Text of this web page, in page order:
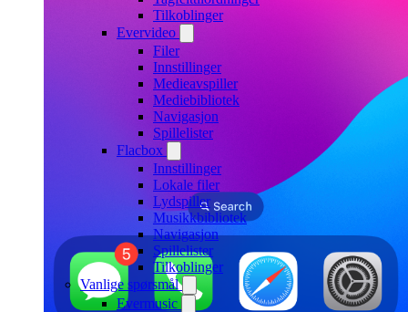
Tilkoblinger
Evervideo
Filer
Innstillinger
Medieavspiller
Mediebibliotek
Navigasjon
Spillelister
Flacbox
Innstillinger
Lokale filer
Lydspiller
Musikkbibliotek
Navigasjon
Spillelister
Tilkoblinger
Vanlige spørsmål
Evermusic